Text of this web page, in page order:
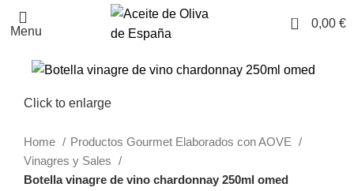
Menu
0 0,00 €
Click to enlarge
Home
Productos Gourmet Elaborados con AOVE
Vinagres y Sales
Botella vinagre de vino chardonnay 250ml omed